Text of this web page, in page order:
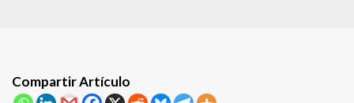
Compartir Artículo